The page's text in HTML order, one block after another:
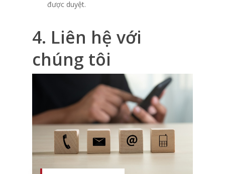
được duyệt.
4. Liên hệ với
chúng tôi